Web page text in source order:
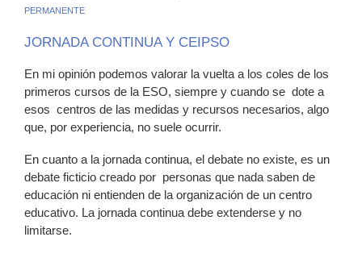
PERMANENTE
JORNADA CONTINUA Y CEIPSO
En mi opinión podemos valorar la vuelta a los coles de los
primeros cursos de la ESO, siempre y cuando se dote a
esos centros de las medidas y recursos necesarios, algo
que, por experiencia, no suele ocurrir.
En cuanto a la jornada continua, el debate no existe, es un
debate ficticio creado por personas que nada saben de
educación ni entienden de la organización de un centro
educativo. La jornada continua debe extenderse y no
limitarse.